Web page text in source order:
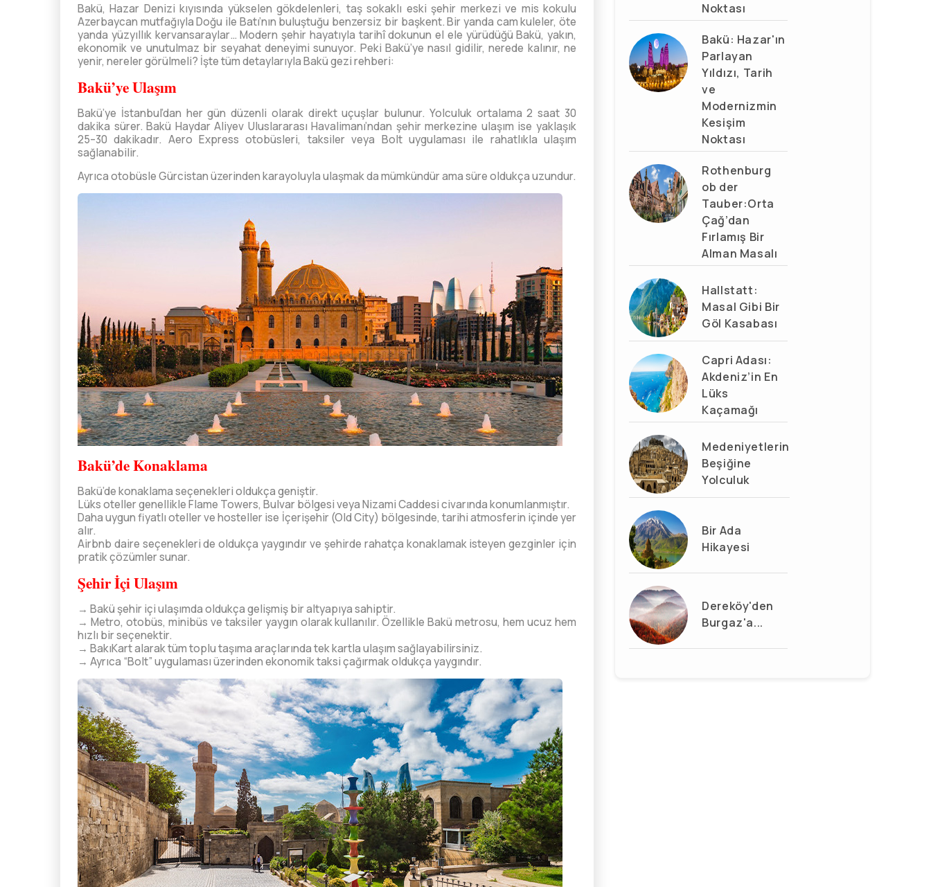
Bakü, Hazar Denizi kıyısında yükselen gökdelenleri, taş sokaklı eski şehir merkezi ve mis kokulu
Azerbaycan mutfağıyla Doğu ile Batı’nın buluştuğu benzersiz bir başkent. Bir yanda cam kuleler, öte
yanda yüzyıllık kervansaraylar… Modern şehir hayatıyla tarihî dokunun el ele yürüdüğü Bakü, yakın,
ekonomik ve unutulmaz bir seyahat deneyimi sunuyor. Peki Bakü’ye nasıl gidilir, nerede kalınır, ne
yenir, nereler görülmeli? İşte tüm detaylarıyla Bakü gezi rehberi:
Bakü’ye Ulaşım
Bakü’ye İstanbul’dan her gün düzenli olarak direkt uçuşlar bulunur. Yolculuk ortalama 2 saat 30
dakika sürer. Bakü Haydar Aliyev Uluslararası Havalimanı’ndan şehir merkezine ulaşım ise yaklaşık
25–30 dakikadır. Aero Express otobüsleri, taksiler veya Bolt uygulaması ile rahatlıkla ulaşım
sağlanabilir.
Ayrıca otobüsle Gürcistan üzerinden karayoluyla ulaşmak da mümkündür ama süre oldukça uzundur.
Bakü’de Konaklama
Bakü’de konaklama seçenekleri oldukça geniştir.
Lüks oteller genellikle Flame Towers, Bulvar bölgesi veya Nizami Caddesi civarında konumlanmıştır.
Daha uygun fiyatlı oteller ve hosteller ise İçerişehir (Old City) bölgesinde, tarihi atmosferin içinde yer
alır.
Airbnb daire seçenekleri de oldukça yaygındır ve şehirde rahatça konaklamak isteyen gezginler için
pratik çözümler sunar.
Şehir İçi Ulaşım
→ Bakü şehir içi ulaşımda oldukça gelişmiş bir altyapıya sahiptir.
→ Metro, otobüs, minibüs ve taksiler yaygın olarak kullanılır. Özellikle Bakü metrosu, hem ucuz hem
hızlı bir seçenektir.
→ BakıKart alarak tüm toplu taşıma araçlarında tek kartla ulaşım sağlayabilirsiniz.
→ Ayrıca “Bolt” uygulaması üzerinden ekonomik taksi çağırmak oldukça yaygındır.
Noktası
Bakü: Hazar'ın
Parlayan
Yıldızı, Tarih
ve
Modernizmin
Kesişim
Noktası
Rothenburg
ob der
Tauber:Orta
Çağ’dan
Fırlamış Bir
Alman Masalı
Hallstatt:
Masal Gibi Bir
Göl Kasabası
Capri Adası:
Akdeniz’in En
Lüks
Kaçamağı
Medeniyetlerin
Beşiğine
Yolculuk
Bir Ada
Hikayesi
Dereköy'den
Burgaz'a...